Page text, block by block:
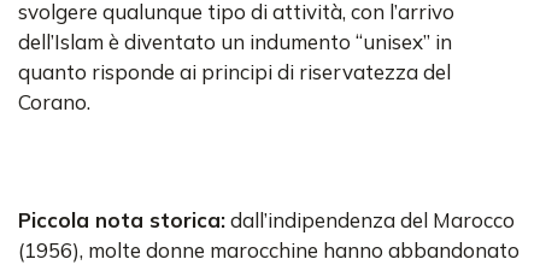
svolgere qualunque tipo di attività, con l’arrivo
dell’Islam è diventato un indumento “unisex” in
quanto risponde ai principi di riservatezza del
Corano.
Piccola nota storica:dall’indipendenza del Marocco
(1956), molte donne marocchine hanno abbandonato